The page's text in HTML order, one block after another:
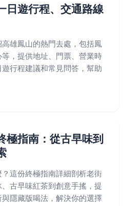
日遊行程、交通路線
雄鳳山的熱門去處，包括鳳
，提供地址、門票、營業時
行程建議和常見問答，幫助
極指南：從古早味到
這份終極指南詳細剖析老街
古早味紅茶到創意手搖，提
隱藏版喝法，解決你的選擇